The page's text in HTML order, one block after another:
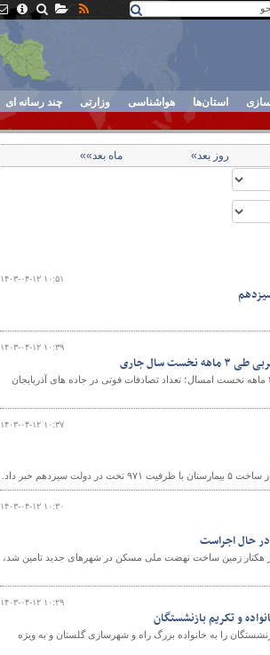
استان‌ها هواشناسی وزارتی چند رسانه ای
روز بعد» ماه بعد»»
۱۴۰۳-۰۴-۱۲ ۱۰:۵۱
۱۴۰۳-۰۴-۱۲ ۱۰:۳۹
مدیر کل راهداری و حمل و نقل جاده ای آذربایجان غربی گفت: در ۳ ماهه نخست امسال؛ تعداد تصادفات فوتی در جاده های آذربایجان
۱۴۰۳-۰۴-۱۲ ۱۰:۳۷
خبر داد.
۱۴۰۳-۰۴-۱۲ ۱۰:۳۰
شرکت عمران شهرهای جدید با بیان اینکه بیش از ۸ هزار هکتار زمین ساخت نهضت ملی مسکن در شهرهای جدید تامین شد،
۱۴۰۳-۰۴-۱۲ ۱۰:۲۹
و تکریم بازنشستگان
را به خانواده بزرگ راه و شهرسازی گلستان و به ویژه